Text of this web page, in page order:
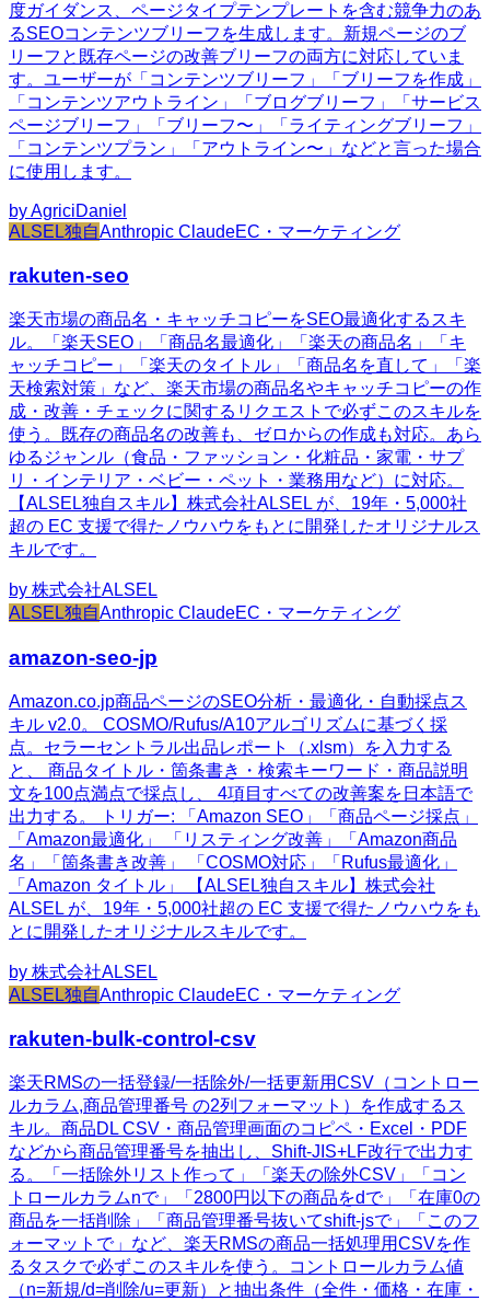
度ガイダンス、ページタイプテンプレートを含む競争力のあ
るSEOコンテンツブリーフを生成します。新規ページのブ
リーフと既存ページの改善ブリーフの両方に対応していま
す。ユーザーが「コンテンツブリーフ」「ブリーフを作成」
「コンテンツアウトライン」「ブログブリーフ」「サービス
ページブリーフ」「ブリーフ〜」「ライティングブリーフ」
「コンテンツプラン」「アウトライン〜」などと言った場合
に使用します。
byAgriciDaniel
ALSEL独自Anthropic ClaudeEC・マーケティング
rakuten-seo
楽天市場の商品名・キャッチコピーをSEO最適化するスキ
ル。「楽天SEO」「商品名最適化」「楽天の商品名」「キ
ャッチコピー」「楽天のタイトル」「商品名を直して」「楽
天検索対策」など、楽天市場の商品名やキャッチコピーの作
成・改善・チェックに関するリクエストで必ずこのスキルを
使う。既存の商品名の改善も、ゼロからの作成も対応。あら
ゆるジャンル（食品・ファッション・化粧品・家電・サプ
リ・インテリア・ベビー・ペット・業務用など）に対応。
【ALSEL独自スキル】株式会社ALSEL が、19年・5,000社
超の EC 支援で得たノウハウをもとに開発したオリジナルス
キルです。
by 株式会社ALSEL
ALSEL独自Anthropic ClaudeEC・マーケティング
amazon-seo-jp
Amazon.co.jp商品ページのSEO分析・最適化・自動採点ス
キル v2.0。 COSMO/Rufus/A10アルゴリズムに基づく採
点。セラーセントラル出品レポート（.xlsm）を入力する
と、 商品タイトル・箇条書き・検索キーワード・商品説明
文を100点満点で採点し、 4項目すべての改善案を日本語で
出力する。 トリガー: 「Amazon SEO」「商品ページ採点」
「Amazon最適化」 「リスティング改善」「Amazon商品
名」「箇条書き改善」 「COSMO対応」「Rufus最適化」
「Amazon タイトル」 【ALSEL独自スキル】株式会社
ALSEL が、19年・5,000社超の EC 支援で得たノウハウをも
とに開発したオリジナルスキルです。
by 株式会社ALSEL
ALSEL独自Anthropic ClaudeEC・マーケティング
rakuten-bulk-control-csv
楽天RMSの一括登録/一括除外/一括更新用CSV（コントロー
ルカラム,商品管理番号 の2列フォーマット）を作成するス
キル。商品DL CSV・商品管理画面のコピペ・Excel・PDF
などから商品管理番号を抽出し、Shift-JIS+LF改行で出力す
る。「一括除外リスト作って」「楽天の除外CSV」「コン
トロールカラムnで」「2800円以下の商品をdで」「在庫0の
商品を一括削除」「商品管理番号抜いてshift-jsで」「このフ
ォーマットで」など、楽天RMSの商品一括処理用CSVを作
るタスクで必ずこのスキルを使う。コントロールカラム値
（n=新規/d=削除/u=更新）と抽出条件（全件・価格・在庫・